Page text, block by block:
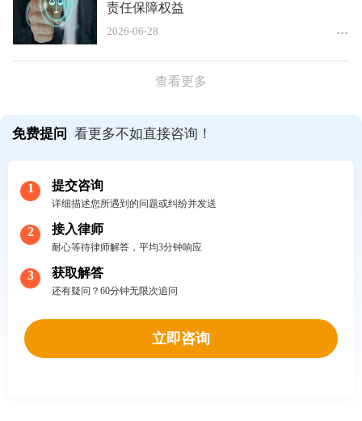
责任保障权益
2026-06-28
查看更多
免费提问 看更多不如直接咨询！
1 提交咨询
详细描述您所遇到的问题或纠纷并发送
2 接入律师
耐心等待律师解答，平均3分钟响应
3 获取解答
还有疑问？60分钟无限次追问
立即咨询